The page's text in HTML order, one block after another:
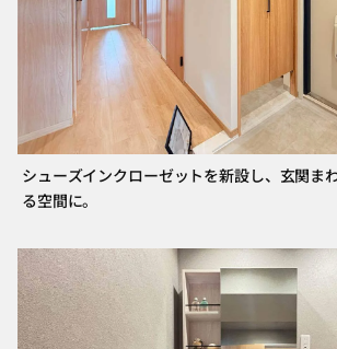
シューズインクローゼットを新設し、玄関ま
る空間に。